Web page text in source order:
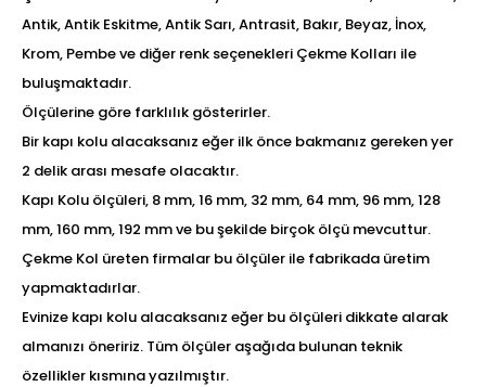
Antik, Antik Eskitme, Antik Sarı, Antrasit, Bakır, Beyaz, İnox,
Krom, Pembe ve diğer renk seçenekleri Çekme Kolları ile
buluşmaktadır.
Ölçülerine göre farklılık gösterirler.
Bir kapı kolu alacaksanız eğer ilk önce bakmanız gereken yer
2 delik arası mesafe olacaktır.
Kapı Kolu ölçüleri, 8 mm, 16 mm, 32 mm, 64 mm, 96 mm, 128
mm, 160 mm, 192 mm ve bu şekilde birçok ölçü mevcuttur.
Çekme Kol üreten firmalar bu ölçüler ile fabrikada üretim
yapmaktadırlar.
Evinize kapı kolu alacaksanız eğer bu ölçüleri dikkate alarak
almanızı öneririz. Tüm ölçüler aşağıda bulunan teknik
özellikler kısmına yazılmıştır.